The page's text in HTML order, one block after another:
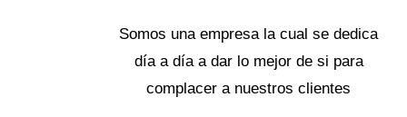
Somos una empresa la cual se dedica
día a día a dar lo mejor de si para
complacer a nuestros clientes